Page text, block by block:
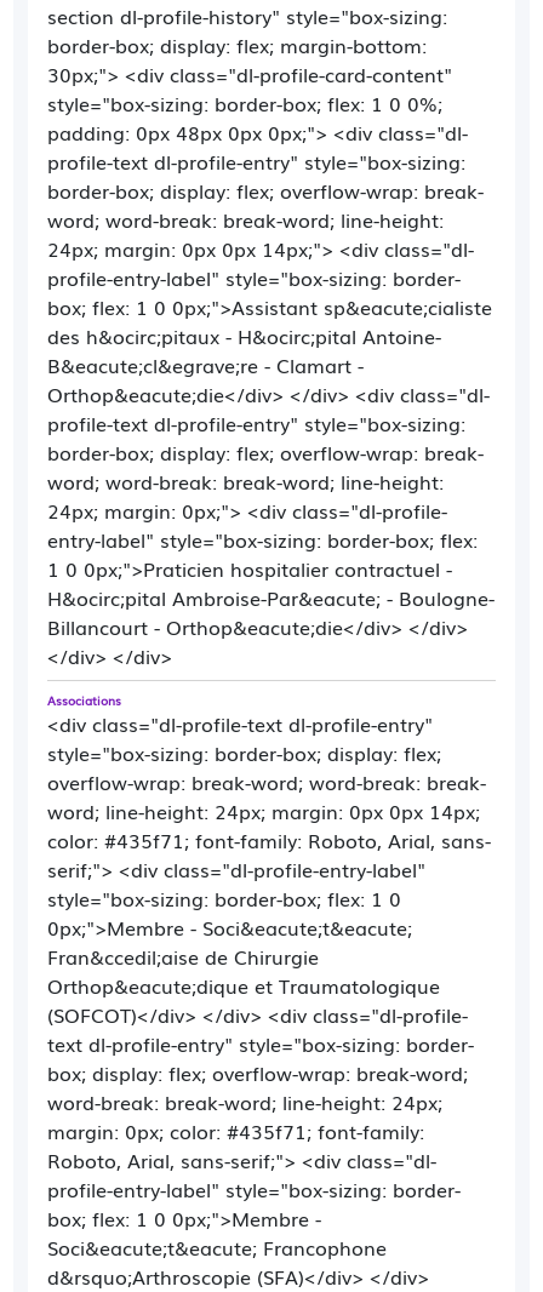
section dl-profile-history" style="box-sizing:
border-box; display: flex; margin-bottom:
30px;"> <div class="dl-profile-card-content"
style="box-sizing: border-box; flex: 1 0 0%;
padding: 0px 48px 0px 0px;"> <div class="dl-
profile-text dl-profile-entry" style="box-sizing:
border-box; display: flex; overflow-wrap: break-
word; word-break: break-word; line-height:
24px; margin: 0px 0px 14px;"> <div class="dl-
profile-entry-label" style="box-sizing: border-
box; flex: 1 0 0px;">Assistant sp&eacute;cialiste
des h&ocirc;pitaux - H&ocirc;pital Antoine-
B&eacute;cl&egrave;re - Clamart -
Orthop&eacute;die</div> </div> <div class="dl-
profile-text dl-profile-entry" style="box-sizing:
border-box; display: flex; overflow-wrap: break-
word; word-break: break-word; line-height:
24px; margin: 0px;"> <div class="dl-profile-
entry-label" style="box-sizing: border-box; flex:
1 0 0px;">Praticien hospitalier contractuel -
H&ocirc;pital Ambroise-Par&eacute; - Boulogne-
Billancourt - Orthop&eacute;die</div> </div>
</div> </div>
Associations
<div class="dl-profile-text dl-profile-entry"
style="box-sizing: border-box; display: flex;
overflow-wrap: break-word; word-break: break-
word; line-height: 24px; margin: 0px 0px 14px;
color: #435f71; font-family: Roboto, Arial, sans-
serif;"> <div class="dl-profile-entry-label"
style="box-sizing: border-box; flex: 1 0
0px;">Membre - Soci&eacute;t&eacute;
Fran&ccedil;aise de Chirurgie
Orthop&eacute;dique et Traumatologique
(SOFCOT)</div> </div> <div class="dl-profile-
text dl-profile-entry" style="box-sizing: border-
box; display: flex; overflow-wrap: break-word;
word-break: break-word; line-height: 24px;
margin: 0px; color: #435f71; font-family:
Roboto, Arial, sans-serif;"> <div class="dl-
profile-entry-label" style="box-sizing: border-
box; flex: 1 0 0px;">Membre -
Soci&eacute;t&eacute; Francophone
d&rsquo;Arthroscopie (SFA)</div> </div>